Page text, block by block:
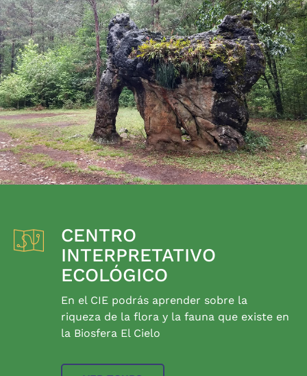
CENTRO
INTERPRETATIVO
ECOLÓGICO
En el CIE podrás aprender sobre la
riqueza de la flora y la fauna que existe en
la Biosfera El Cielo